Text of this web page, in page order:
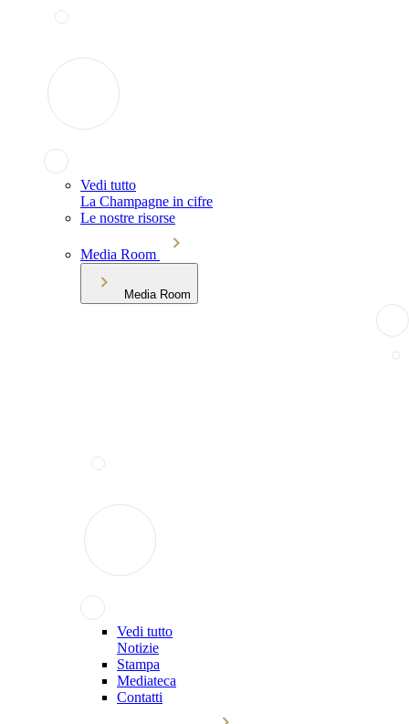
Vedi tutto
La Champagne in cifre
Le nostre risorse
Media Room
Media Room
Vedi tutto
Notizie
Stampa
Mediateca
Contatti